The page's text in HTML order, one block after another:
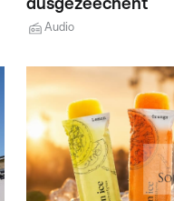
ausgezeechent
Audio